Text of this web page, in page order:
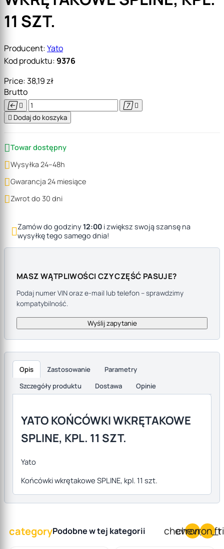
11 SZT.
Producent:Yato
Kod produktu:9376
Price:38,19 zł
Brutto
   
 Dodaj do koszyka
Towar dostępny
Wysyłka 24–48h
Gwarancja 24 miesiące
Zwrot do 30 dni
Zamów do godziny12:00i zwiększ swoją szansę na
wysyłkę tego samego dnia!
MASZ WĄTPLIWOŚCI CZY CZĘŚĆ PASUJE?
Podaj numer VIN oraz e-mail lub telefon – sprawdzimy
kompatybilność.
Wyślij zapytanie
Opis Zastosowanie
Parametry
Szczegóły produktu
Dostawa Opinie
Opis produktu
YATO KOŃCÓWKI WKRĘTAKOWE
SPLINE, KPL. 11 SZT.
Yato
Końcówki wkrętakowe SPLINE, kpl. 11 szt.
categoryPodobne w tej kategorii chevron_left